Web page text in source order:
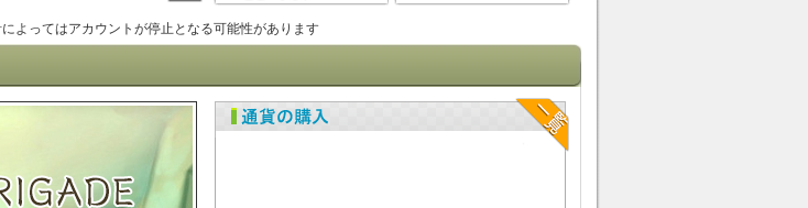
よってはアカウントが停止となる可能性があります